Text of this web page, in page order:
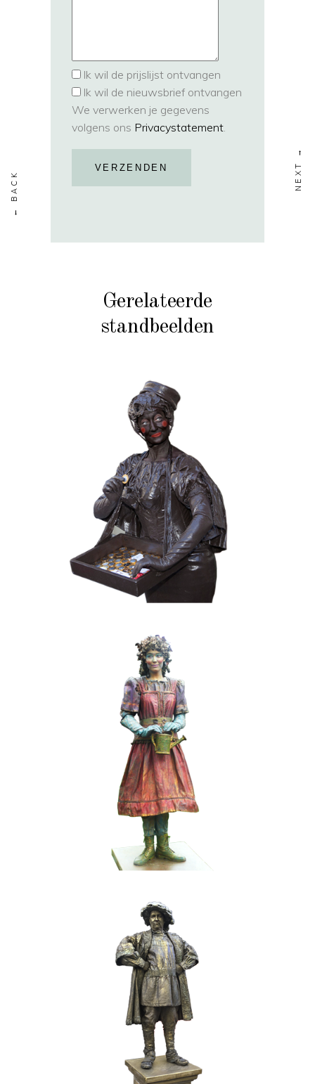
Ik wil de prijslijst ontvangen
Ik wil de nieuwsbrief ontvangen
We verwerken je gegevens
volgens ons Privacystatement.
VERZENDEN
Gerelateerde
standbeelden
CHOCOLADE KERST
MOBIEL VALENTIJN
020 Choco Candy
FANTASY KIDS KLEUR
MOBIEL
019 Lentemeisje
BRONS HISTORIE
017 De Hertog